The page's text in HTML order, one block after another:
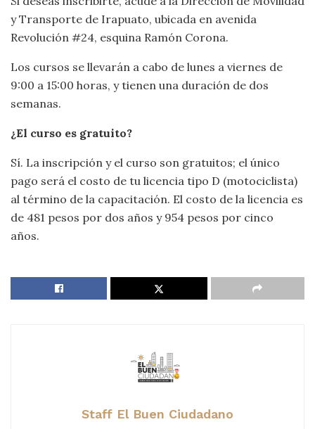
y Transporte de Irapuato, ubicada en avenida
Revolución #24, esquina Ramón Corona.
Los cursos se llevarán a cabo de lunes a viernes de
9:00 a 15:00 horas, y tienen una duración de dos
semanas.
¿El curso es gratuito?
Sí. La inscripción y el curso son gratuitos; el único
pago será el costo de tu licencia tipo D (motociclista)
al término de la capacitación. El costo de la licencia es
de 481 pesos por dos años y 954 pesos por cinco
años.
Staff El Buen Ciudadano